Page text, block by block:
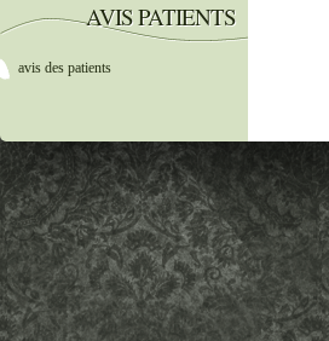
AVIS PATIENTS
avis des patients